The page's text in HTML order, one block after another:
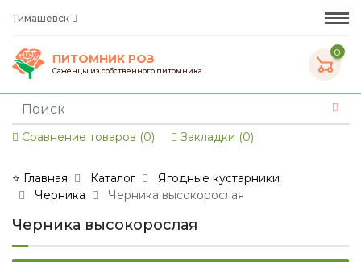
Тимашевск
ПИТОМНИК РОЗ
Саженцы из собственного питомника
0
Сравнение товаров (0) Закладки (0)
⭐ Главная Каталог
Ягодные кустарники
Черника
Черника высокорослая
Черника высокорослая